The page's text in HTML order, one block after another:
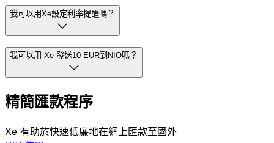
我可以用Xe設定利率提醒嗎？
我可以用 Xe 發送10 EUR到NIO嗎？
精簡匯款程序
Xe 有助於快速低廉地在網上匯款至國外